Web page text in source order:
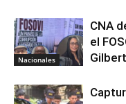
Nacionales
CNA
el